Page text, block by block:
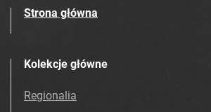
Tarnowskie Azoty : tygodnik
Azotowych w Tarnowie. 1990, nr
Azotowych w Tarnowie. 1990, nr
Strona główna
Kolekcje główne
Regionalia